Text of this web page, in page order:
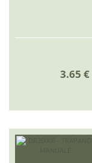
3.65 €